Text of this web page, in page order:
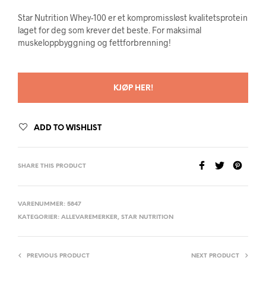
Star Nutrition Whey-100 er et kompromissløst kvalitetsprotein
laget for deg som krever det beste. For maksimal
muskeloppbyggning og fettforbrenning!
KJØP HER!
ADD TO WISHLIST
SHARE THIS PRODUCT
VARENUMMER: 5847
KATEGORIER: ALLEVAREMERKER, STAR NUTRITION
PREVIOUS PRODUCT NEXT PRODUCT